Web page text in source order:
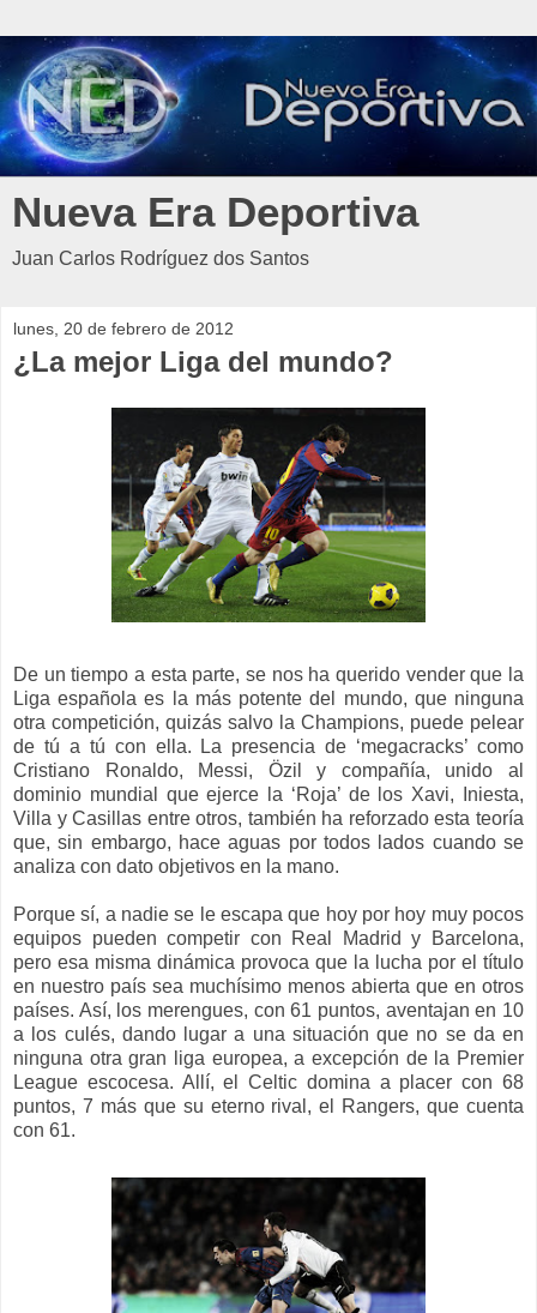
Nueva Era Deportiva
Juan Carlos Rodríguez dos Santos
lunes, 20 de febrero de 2012
¿La mejor Liga del mundo?
De un tiempo a esta parte, se nos ha querido vender que la
Liga española es la más potente del mundo, que ninguna
otra competición, quizás salvo la Champions, puede pelear
de tú a tú con ella. La presencia de ‘megacracks’ como
Cristiano Ronaldo, Messi, Özil y compañía, unido al
dominio mundial que ejerce la ‘Roja’ de los Xavi, Iniesta,
Villa y Casillas entre otros, también ha reforzado esta teoría
que, sin embargo, hace aguas por todos lados cuando se
analiza con dato objetivos en la mano.
Porque sí, a nadie se le escapa que hoy por hoy muy pocos
equipos pueden competir con Real Madrid y Barcelona,
pero esa misma dinámica provoca que la lucha por el título
en nuestro país sea muchísimo menos abierta que en otros
países. Así, los merengues, con 61 puntos, aventajan en 10
a los culés, dando lugar a una situación que no se da en
ninguna otra gran liga europea, a excepción de la Premier
League escocesa. Allí, el Celtic domina a placer con 68
puntos, 7 más que su eterno rival, el Rangers, que cuenta
con 61.